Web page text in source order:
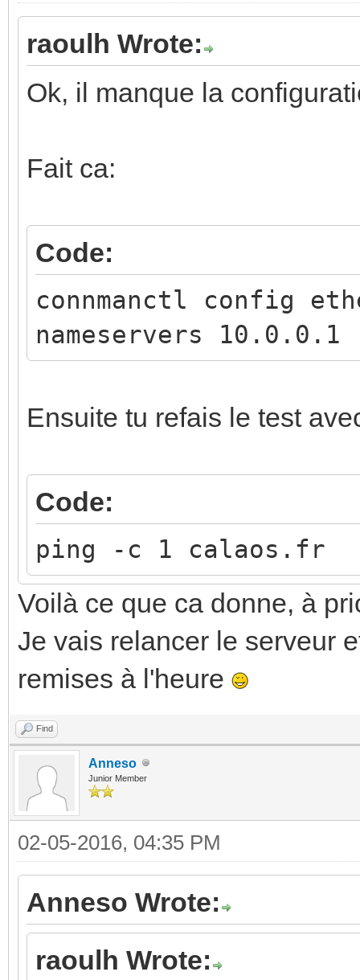
raoulh Wrote:
Ok, il manque la
Fait ca:
Code:
connmanctl config
nameservers 10.0.0.1
Ensuite tu refais le test
Code:
ping -c 1 calaos.fr
Voilà ce que ca donne, à
Je vais relancer le serveur
remises à l'heure
Find
Anneso
Junior Member
02-05-2016, 04:35 PM
Anneso Wrote:
raoulh Wrote: